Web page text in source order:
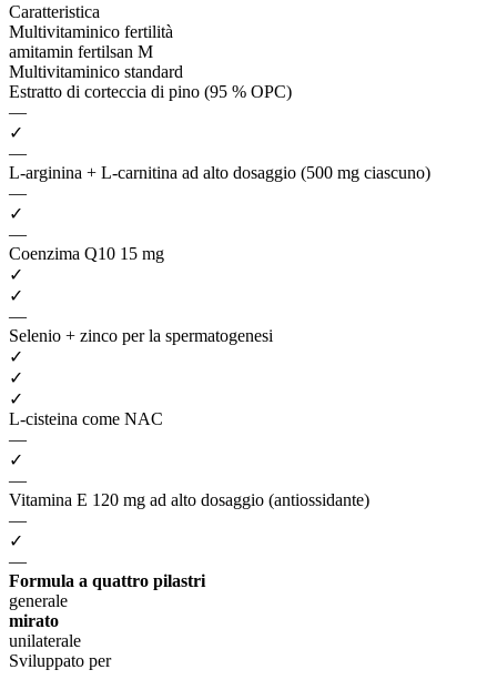
Caratteristica
Multivitaminico fertilità
amitamin fertilsan M
Multivitaminico standard
Estratto di corteccia di pino (95 % OPC)
—
✓
—
L-arginina + L-carnitina ad alto dosaggio (500 mg ciascuno)
—
✓
—
Coenzima Q10 15 mg
✓
✓
—
Selenio + zinco per la spermatogenesi
✓
✓
✓
L-cisteina come NAC
—
✓
—
Vitamina E 120 mg ad alto dosaggio (antiossidante)
—
✓
—
Formula a quattro pilastri
generale
mirato
unilaterale
Sviluppato per